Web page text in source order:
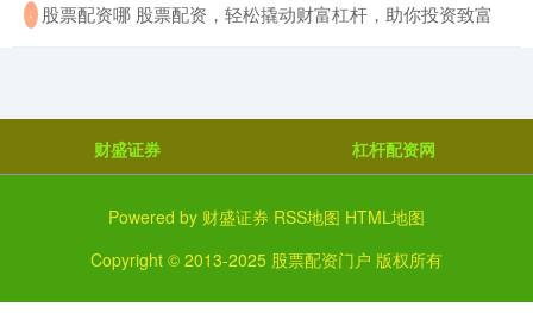
· ​股票配资哪 股票配资，轻松撬动财富杠杆，助你投资致富
财盛证券 杠杆配资网
Powered by 财盛证券 RSS地图 HTML地图
Copyright © 2013-2025 股票配资门户 版权所有